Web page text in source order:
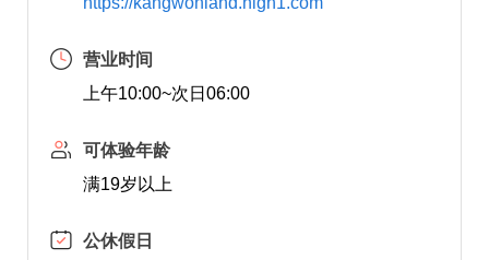
营业时间
上午10:00~次日06:00
可体验年龄
满19岁以上
公休假日